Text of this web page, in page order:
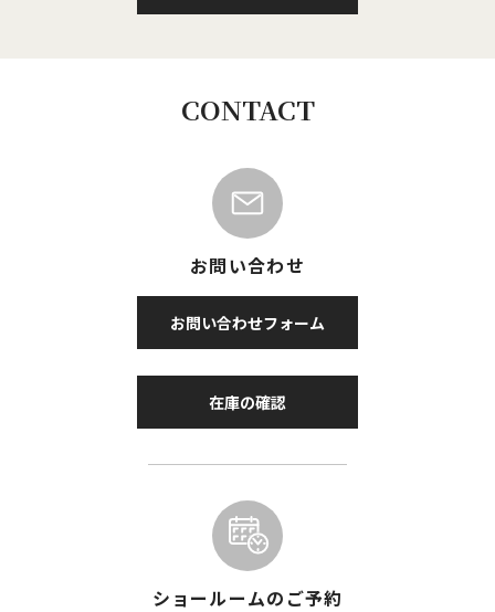
CONTACT
お問い合わせ
お問い合わせフォーム
在庫の確認
ショールームのご予約